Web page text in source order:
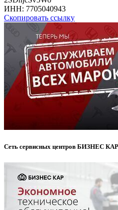
ИНН: 7705040943
Скопировать ссылку
Сеть сервисных центров БИЗНЕС